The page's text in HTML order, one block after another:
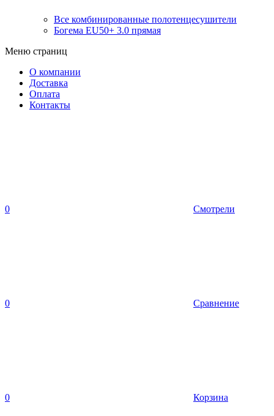
Все комбинированные полотенцесушители
Богема EU50+ 3.0 прямая
Меню страниц
О компании
Доставка
Оплата
Контакты
0 Смотрели
0 Сравнение
0 Корзина